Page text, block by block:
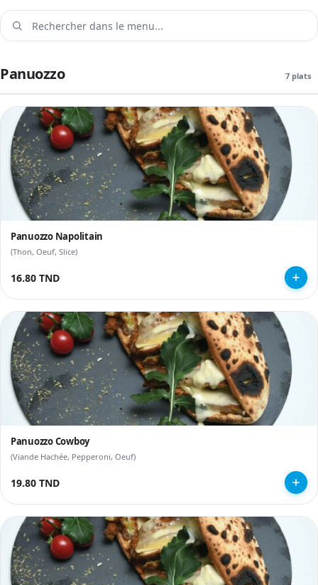
Panuozzo 7 plats
Panuozzo Napolitain
(Thon, Oeuf, Slice)
16.80 TND
Panuozzo Cowboy
(Viande Hachée, Pepperoni, Oeuf)
19.80 TND